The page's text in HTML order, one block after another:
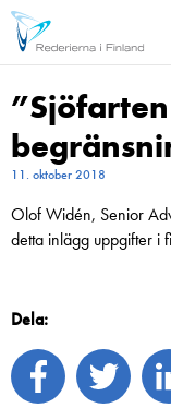
11. oktober 2018
Olof Widén, Senior
detta inlägg uppgifter i
Dela: